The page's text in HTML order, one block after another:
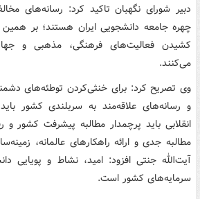
دبیر شورای نگهبان تاکید کرد: رسانه‌های
چهره جامعه دانشجویی ایران هستند؛ بر
کشیدن فعالیت‌های فرهنگی، مذهبی و
می‌کنند.
وی تصریح کرد: برای خنثی‌کردن توطئه‌های
و رسانه‌های علاقه‌مند به سربلندی کشور
انقلابی باید پرچمدار مطالبه پیشرفت کشور
مطالبه جدی و ارائه راهکارهای عالمانه،
آیت‌الله جنتی افزود: امید، نشاط و پویایی
سرمایه‌های کشور است.